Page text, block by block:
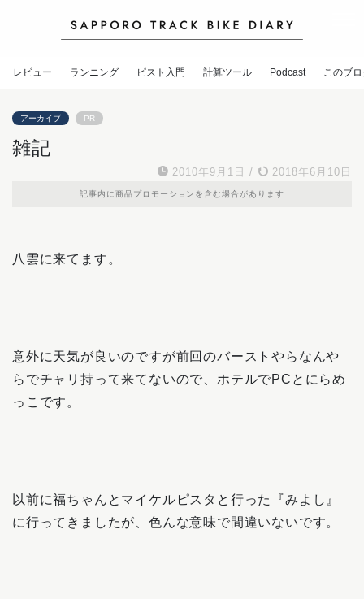
レビュー ランニング ピスト入門 計算ツール Podcast このブ
アーカイブ PR
雑記
2010年9月1日 / 2018年6月10日
記事内に商品プロモーションを含む場合があります
八雲に来てます。
意外に天気が良いのですが前回のバーストやらなんや
らでチャリ持って来てないので、ホテルでPCとにらめ
っこです。
以前に福ちゃんとマイケルピスタと行った『みよし』
に行ってきましたが、色んな意味で間違いないです。